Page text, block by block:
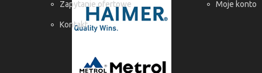
Zapytanie ofertowe
Kontakt
Moje konto